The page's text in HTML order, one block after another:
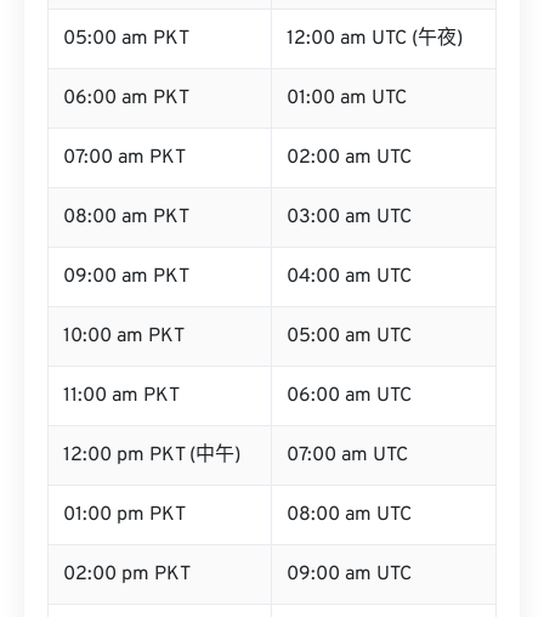
05:00 am PKT 12:00 am UTC (午夜)
06:00 am PKT 01:00 am UTC
07:00 am PKT 02:00 am UTC
08:00 am PKT 03:00 am UTC
09:00 am PKT 04:00 am UTC
10:00 am PKT 05:00 am UTC
11:00 am PKT 06:00 am UTC
12:00 pm PKT (中午) 07:00 am UTC
01:00 pm PKT 08:00 am UTC
02:00 pm PKT 09:00 am UTC